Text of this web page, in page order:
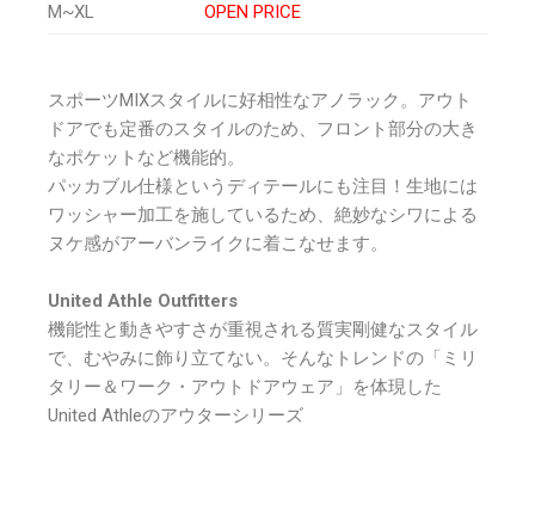
M~XL OPEN PRICE
スポーツMIXスタイルに好相性なアノラック。アウト
ドアでも定番のスタイルのため、フロント部分の大き
なポケットなど機能的。
パッカブル仕様というディテールにも注目！生地には
ワッシャー加工を施しているため、絶妙なシワによる
ヌケ感がアーバンライクに着こなせます。
United Athle Outfitters
機能性と動きやすさが重視される質実剛健なスタイル
で、むやみに飾り立てない。そんなトレンドの「ミリ
タリー＆ワーク・アウトドアウェア」を体現した
United Athleのアウターシリーズ